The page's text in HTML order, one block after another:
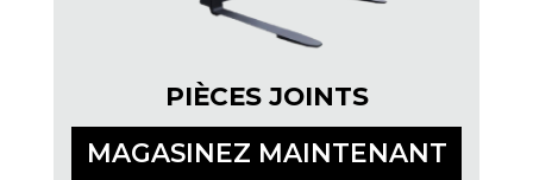
PIÈCES JOINTS
MAGASINEZ MAINTENANT